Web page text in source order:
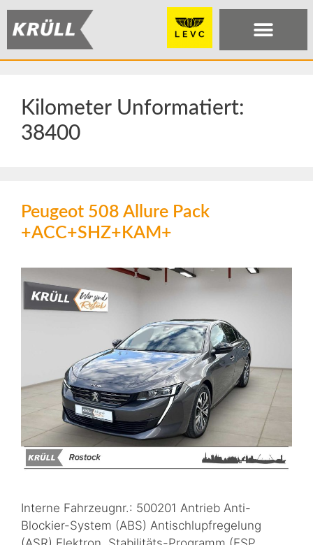
Kilometer Unformatiert:
38400
Peugeot 508 Allure Pack
+ACC+SHZ+KAM+
Interne Fahrzeugnr.: 500201 Antrieb Anti-
Blockier-System (ABS) Antischlupfregelung